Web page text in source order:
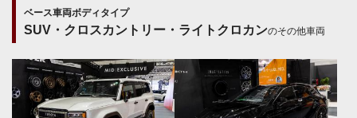
ベース車両ボディタイプ
SUV・クロスカントリー・ライトクロカンのその他車両